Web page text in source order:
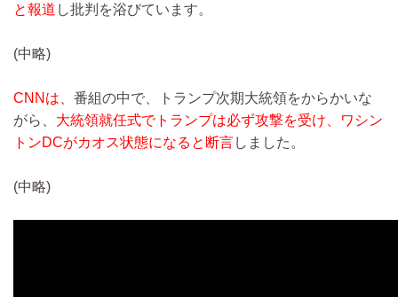
と報道 し批判を浴びています。
(中略)
CNNは、 番組の中で、トランプ次期大統領をからかいな
がら、 大統領就任式でトランプは必ず攻撃を受け、ワシン
トンDCがカオス状態になると断言しました。
(中略)